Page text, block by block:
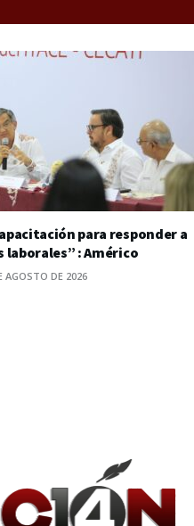
para responder a
laborales” : Américo
AGOSTO DE 2026